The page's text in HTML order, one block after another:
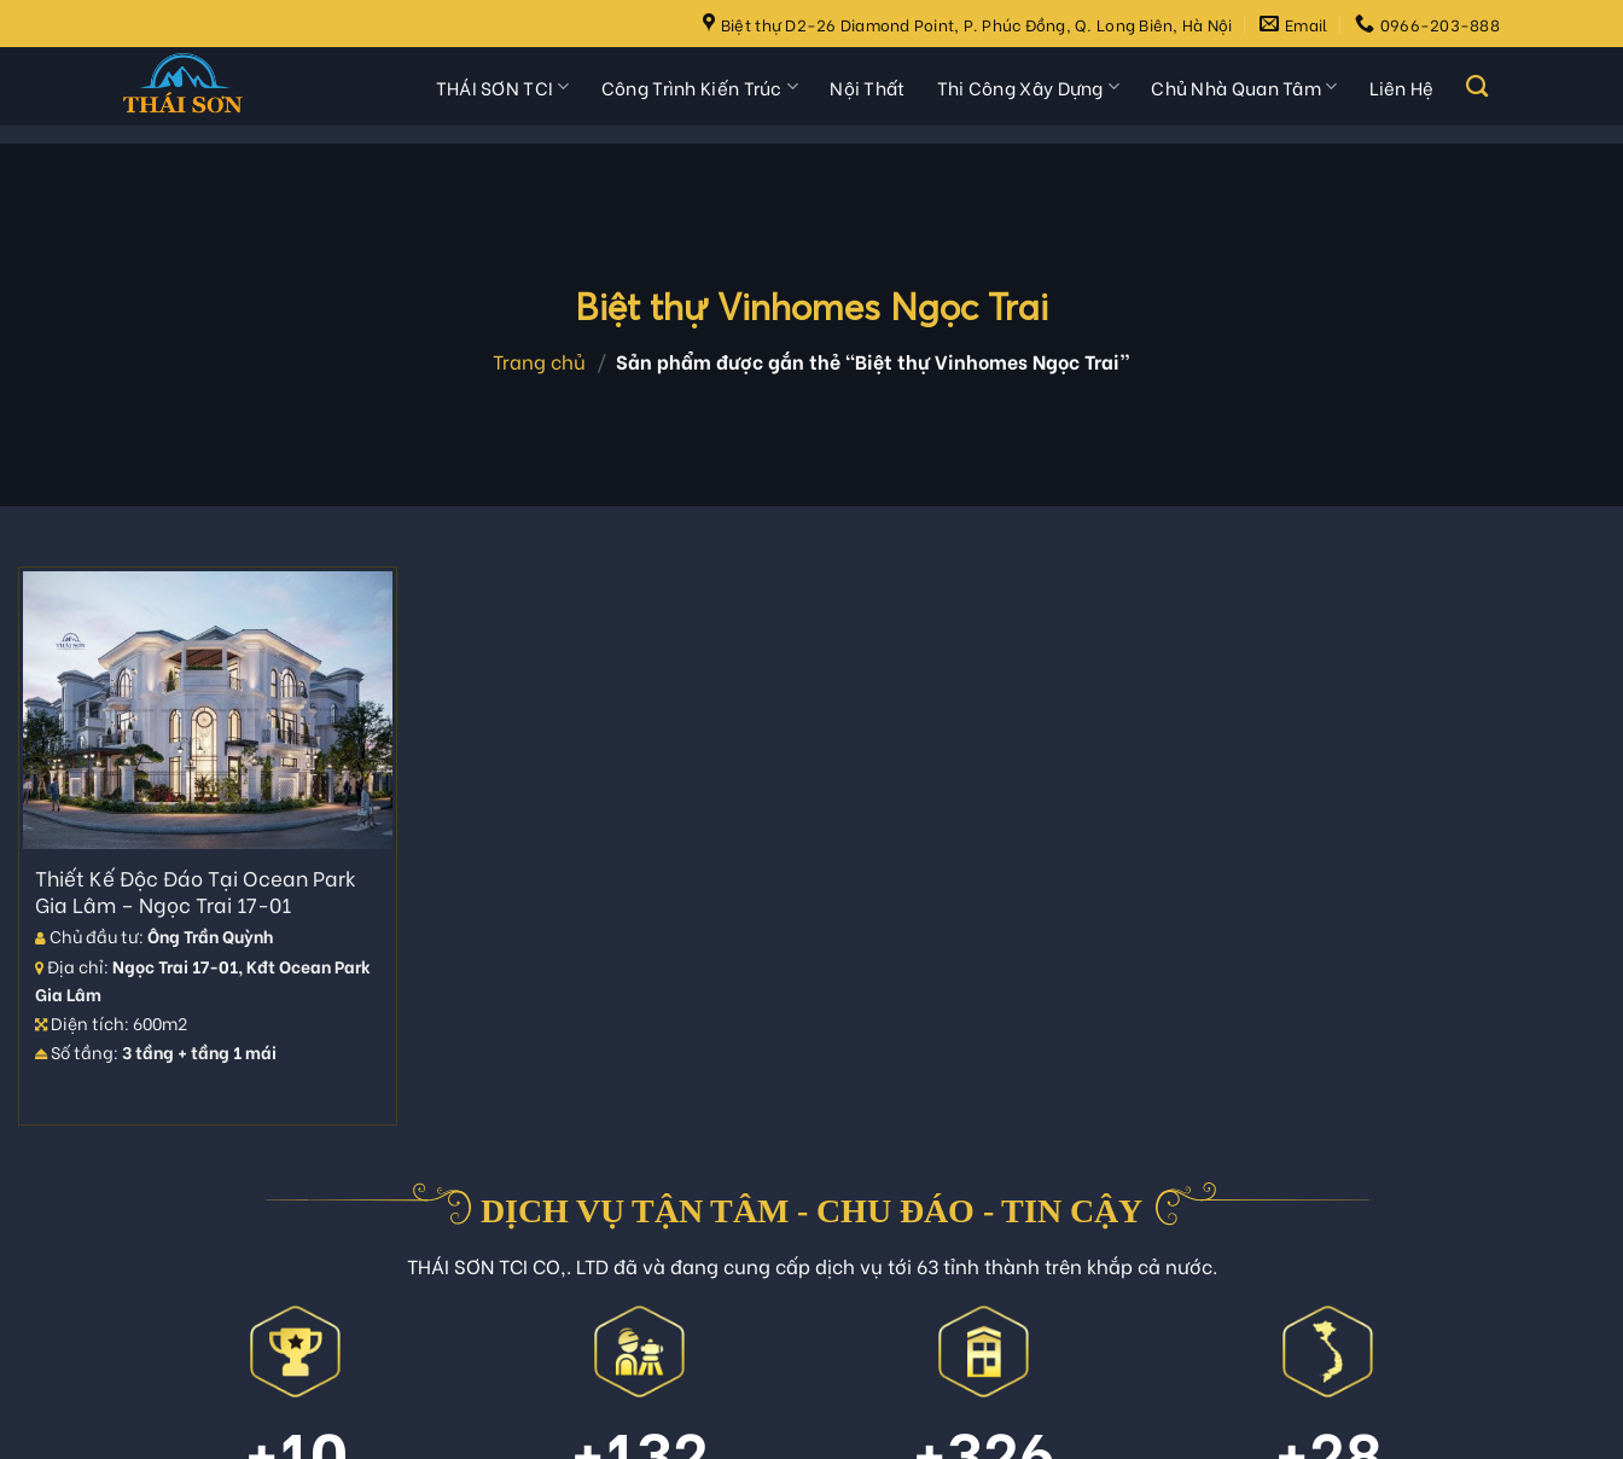
to
Biệt thự D2-26 Diamond Point, P. Phúc Đồng, Q. Long Biên, Hà Nội Email 0966-203-888
THÁI SƠN TCI Công Trình Kiến Trúc Nội Thất Thi Công Xây Dựng Chủ Nhà Quan Tâm Liên Hệ
Biệt thự Vinhomes Ngọc Trai
Trang chủ / Sản phẩm được gắn thẻ “Biệt thự Vinhomes Ngọc Trai”
Thiết Kế Độc Đáo Tại Ocean Park
Gia Lâm – Ngọc Trai 17-01
Chủ đầu tư:Ông Trần Quỳnh
Địa chỉ:Ngọc Trai 17-01, Kđt Ocean Park
Gia Lâm
Diện tích: 600m2
Số tầng:3 tầng + tầng 1 mái
DỊCH VỤ TẬN TÂM - CHU ĐÁO - TIN CẬY
THÁI SƠN TCI CO,. LTD đã và đang cung cấp dịch vụ tới 63 tỉnh thành trên khắp cả nước.